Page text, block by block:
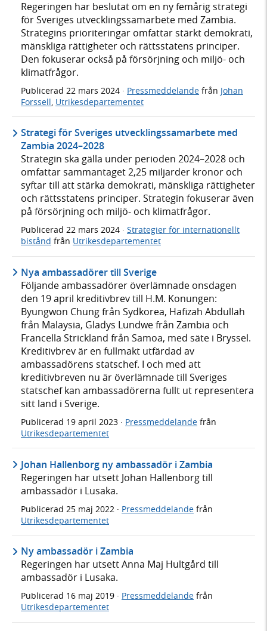
Regeringen har beslutat om en ny femårig strategi
för Sveriges utvecklingssamarbete med Zambia.
Strategins prioriteringar omfattar stärkt demokrati,
mänskliga rättigheter och rättsstatens principer.
Den fokuserar också på försörjning och miljö- och
klimatfrågor.
Publicerad 22 mars 2024 · Pressmeddelande från Johan
Forssell Utrikesdepartementet
Strategi för Sveriges utvecklingssamarbete med
Zambia 2024–2028
Strategin ska gälla under perioden 2024–2028 och
omfattar sammantaget 2,25 miljarder kronor och
syftar till att stärka demokrati, mänskliga rättigheter
och rättsstatens principer. Strategin fokuserar även
på försörjning och miljö- och klimatfrågor.
Publicerad 22 mars 2024 · Strategier för internationellt
bistånd från Utrikesdepartementet
Nya ambassadörer till Sverige
Följande ambassadörer överlämnade onsdagen
den 19 april kreditivbrev till H.M. Konungen:
Byungwon Chung från Sydkorea, Hafizah Abdullah
från Malaysia, Gladys Lundwe från Zambia och
Francella Strickland från Samoa, med säte i Bryssel.
Kreditivbrev är en fullmakt utfärdad av
ambassadörens statschef. I och med att
kreditivbreven nu är överlämnade till Sveriges
statschef kan ambassadörerna fullt ut representera
sitt land i Sverige.
Publicerad 19 april 2023 · Pressmeddelande från
Utrikesdepartementet
Johan Hallenborg ny ambassadör i Zambia
Regeringen har utsett Johan Hallenborg till
ambassadör i Lusaka.
Publicerad 25 maj 2022 · Pressmeddelande från
Utrikesdepartementet
Ny ambassadör i Zambia
Regeringen har utsett Anna Maj Hultgård till
ambassadör i Lusaka.
Publicerad 16 maj 2019 · Pressmeddelande från
Utrikesdepartementet